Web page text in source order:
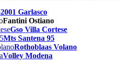
2001 Garlasco
Fantini Ostiano
Gso Villa Cortese
Mts Santena 95
Rothoblaas Volano
Volley Modena